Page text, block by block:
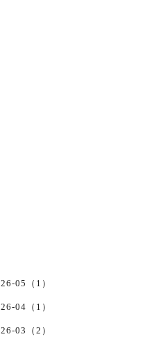
05（1）
04（1）
03（2）